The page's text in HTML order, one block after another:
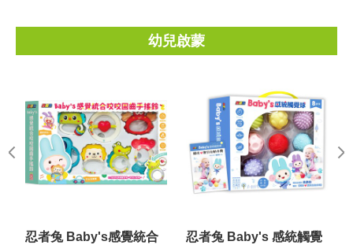
幼兒啟蒙
忍者兔 Baby's感覺統合
忍者兔 Baby's 感統觸覺